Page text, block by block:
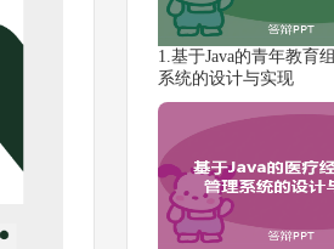
1.基于Java的青年教育
系统的设计与实现